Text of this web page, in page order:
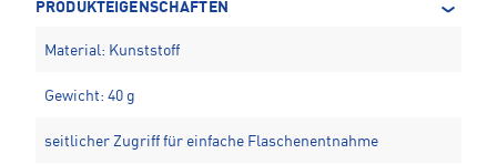
PRODUKTEIGENSCHAFTEN
Material: Kunststoff
Gewicht: 40 g
seitlicher Zugriff für einfache Flaschenentnahme